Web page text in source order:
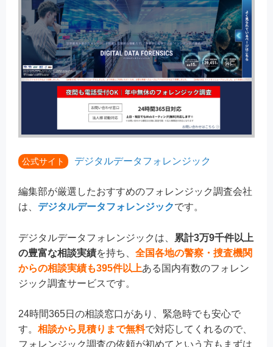
公式サイト デジタルデータフォレンジック
編集部が厳選したおすすめのフォレンジック調査会社
は、 デジタルデータフォレンジックです。
デジタルデータフォレンジックは、
累計3万9千件以上
の豊富な相談実績を持ち、 全国各地の警察・捜査機関
からの相談実績も395件以上ある国内有数のフォレン
ジック調査サービスです。
24時間365日の相談窓口があり、緊急時でも安心で
す。 相談から見積りまで無料で対応してくれるので、
フォレンジック調査の依頼が初めてという方もまずは